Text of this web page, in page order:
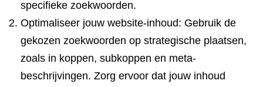
specifieke zoekwoorden.
Optimaliseer jouw website-inhoud: Gebruik de
gekozen zoekwoorden op strategische plaatsen,
zoals in koppen, subkoppen en meta-
beschrijvingen. Zorg ervoor dat jouw inhoud